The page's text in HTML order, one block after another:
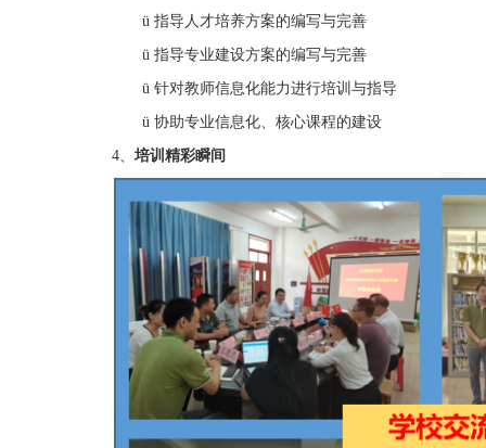
ü 指导人才培养方案的编写与完善
ü 指导专业建设方案的编写与完善
ü 针对教师信息化能力进行培训与指导
ü 协助专业信息化、核心课程的建设
4、 培训精彩瞬间